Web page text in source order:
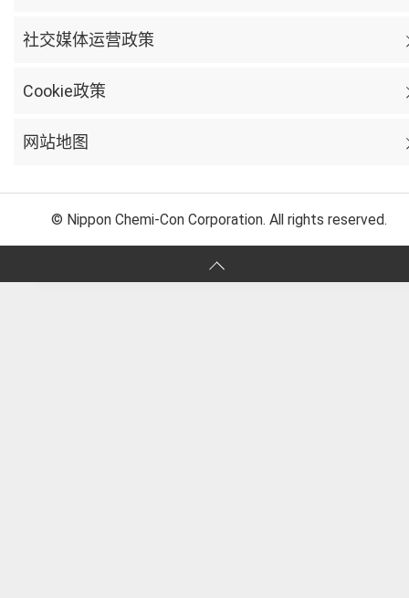
社交媒体运营政策
Cookie政策
网站地图
© Nippon Chemi-Con Corporation. All rights reserved.